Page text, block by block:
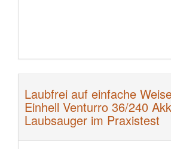
Laubfrei auf einfache
Einhell Venturro 36/240
Laubsauger im Praxistest